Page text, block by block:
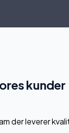
kunder
der leverer